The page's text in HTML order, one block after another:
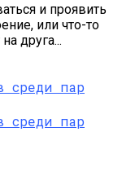
и проявить
или что-то
друга...